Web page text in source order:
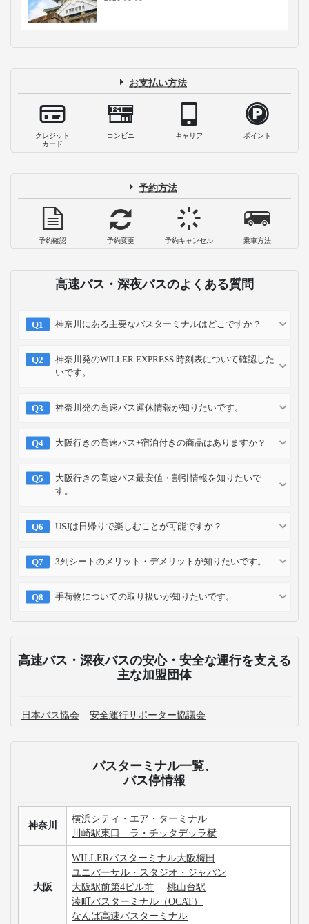
お支払い方法
クレジット
カード
コンビニ キャリア ポイント
予約方法
予約確認 予約変更 予約キャンセル 乗車方法
高速バス・深夜バスのよくある質問
神奈川にある主要なバスターミナルはどこですか？
神奈川発のWILLER EXPRESS 時刻表について確認した
いです。
神奈川発の高速バス運休情報が知りたいです。
大阪行きの高速バス+宿泊付きの商品はありますか？
大阪行きの高速バス最安値・割引情報を知りたいで
す。
USJは日帰りで楽しむことが可能ですか？
3列シートのメリット・デメリットが知りたいです。
手荷物についての取り扱いが知りたいです。
高速バス・深夜バスの安心・安全な運行を支える
主な加盟団体
日本バス協会 安全運行サポーター協議会
バスターミナル一覧、
バス停情報
神奈川
横浜シティ・エア・ターミナル
川崎駅東口 ラ・チッタデッラ横
大阪
WILLERバスターミナル大阪梅田
ユニバーサル・スタジオ・ジャパン
大阪駅前第4ビル前
桃山台駅
湊町バスターミナル（OCAT）
なんば高速バスターミナル